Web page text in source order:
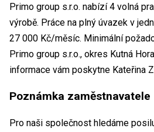
Primo group s.r.o. nabízí 4 volná
výrobě. Práce na plný úvazek v
27 000 Kč/měsíc. Minimální
Primo group s.r.o., okres Kutná
informace vám poskytne Kateřina
Poznámka zaměstnavatele
Pro naši společnost hledáme